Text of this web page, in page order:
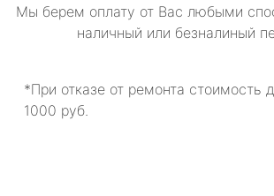
Мы берем оплату от Вас любыми
наличный или безналиный
*При отказе от ремонта стоимость
1000 руб.